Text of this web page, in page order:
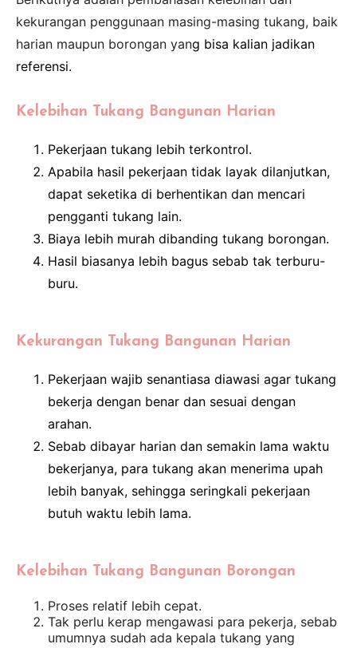
kekurangan penggunaan masing-masing tukang, baik
harian maupun borongan yang bisa kalian jadikan
referensi.
Kelebihan Tukang Bangunan Harian
Pekerjaan tukang lebih terkontrol.
Apabila hasil pekerjaan tidak layak dilanjutkan,
dapat seketika di berhentikan dan mencari
pengganti tukang lain.
Biaya lebih murah dibanding tukang borongan.
Hasil biasanya lebih bagus sebab tak terburu-
buru.
Kekurangan Tukang Bangunan Harian
Pekerjaan wajib senantiasa diawasi agar tukang
bekerja dengan benar dan sesuai dengan
arahan.
Sebab dibayar harian dan semakin lama waktu
bekerjanya, para tukang akan menerima upah
lebih banyak, sehingga seringkali pekerjaan
butuh waktu lebih lama.
Kelebihan Tukang Bangunan Borongan
Proses relatif lebih cepat.
Tak perlu kerap mengawasi para pekerja, sebab
umumnya sudah ada kepala tukang yang